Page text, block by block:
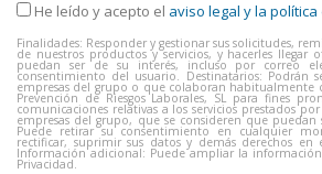
He leído y acepto el aviso legal y la
Finalidades: Responder y gestionar sus solicitudes,
de nuestros productos y servicios, y hacerles llegar
puedan ser de su interés, incluso por correo
consentimiento del usuario. Destinatarios: Podrán
empresas del grupo o que colaboran habitualmente
Prevención de Riesgos Laborales, SL para fines
comunicaciones relativas a los servicios prestados
empresas del grupo, que se consideren que puedan
Puede retirar su consentimiento en cualquier
rectificar, suprimir sus datos y demás derechos en
Información adicional: Puede ampliar la
Privacidad.